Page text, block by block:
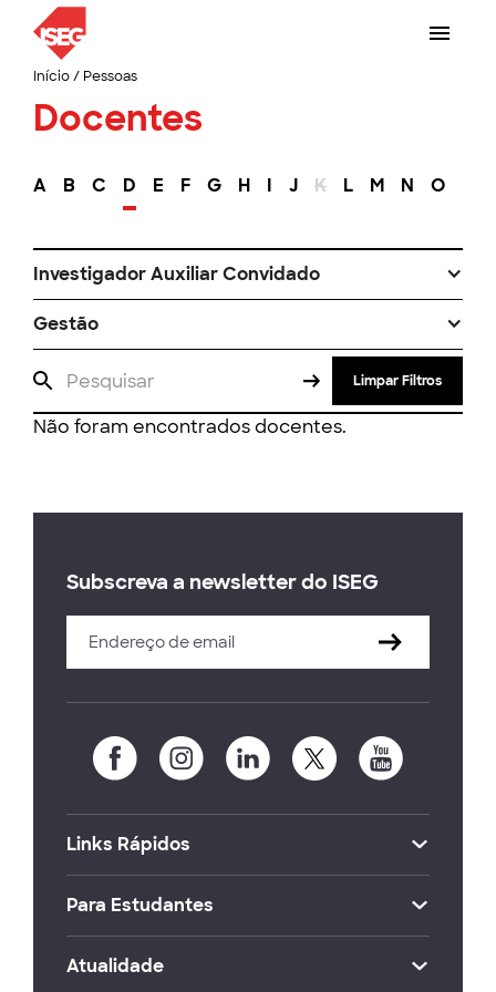
Início/ Pessoas
Docentes
A B C D E F G H I J K L M N O
Investigador Auxiliar Convidado
Gestão
Limpar Filtros
Não foram encontrados docentes.
Subscreva a newsletter do ISEG
Links Rápidos
Para Estudantes
Atualidade